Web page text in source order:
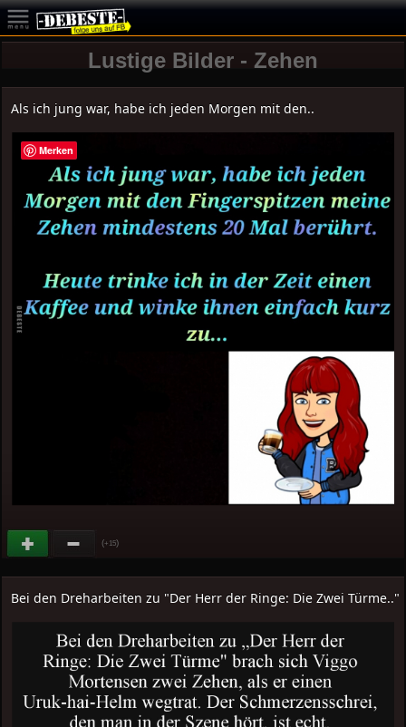
Lustige Bilder - Zehen
Als ich jung war, habe ich jeden Morgen mit den..
(+15)
Bei den Dreharbeiten zu "Der Herr der Ringe: Die Zwei Türme.."
Merken